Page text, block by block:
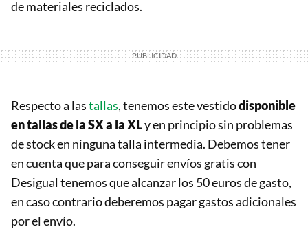
de materiales reciclados.
Respecto a lastallas, tenemos este vestidodisponible
en tallas de la SX a la XLy en principio sin problemas
de stock en ninguna talla intermedia. Debemos tener
en cuenta que para conseguir envíos gratis con
Desigual tenemos que alcanzar los 50 euros de gasto,
en caso contrario deberemos pagar gastos adicionales
por el envío.